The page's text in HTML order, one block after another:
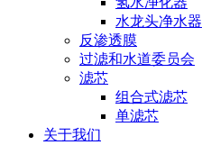
水龙头净水器
反渗透膜
过滤和水道委员会
滤芯
组合式滤芯
单滤芯
关于我们